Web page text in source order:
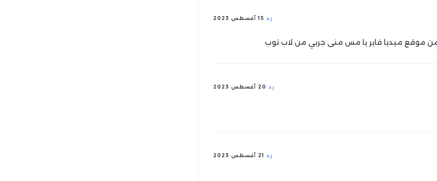
رد 15 أغسطس 2023
من موقع ميديا فاير يا مس منى جربي من لاب توب
رد 20 أغسطس 2023
رد 21 أغسطس 2023